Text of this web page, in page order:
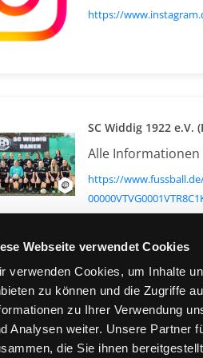
Webseite verwendet Cookies
verwenden Cookies, um Inhalte
zu können und die Zugriffe
zu Ihrer Verwendung
Analysen weiter. Unsere Partner
die Sie ihnen
https://
SC Widdig 1922 e.V.
Alle Informationen
https://